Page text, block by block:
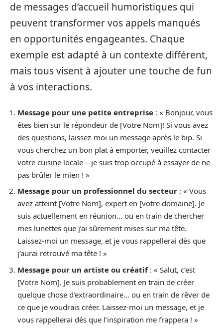
de messages d’accueil humoristiques qui
peuvent transformer vos appels manqués
en opportunités engageantes. Chaque
exemple est adapté à un contexte différent,
mais tous visent à ajouter une touche de fun
à vos interactions.
Message pour une petite entreprise : « Bonjour, vous
êtes bien sur le répondeur de [Votre Nom]! Si vous avez
des questions, laissez-moi un message après le bip. Si
vous cherchez un bon plat à emporter, veuillez contacter
votre cuisine locale – je suis trop occupé à essayer de ne
pas brûler le mien ! »
Message pour un professionnel du secteur : « Vous
avez atteint [Votre Nom], expert en [votre domaine]. Je
suis actuellement en réunion… ou en train de chercher
mes lunettes que j’ai sûrement mises sur ma tête.
Laissez-moi un message, et je vous rappellerai dès que
j’aurai retrouvé ma tête ! »
Message pour un artiste ou créatif: « Salut, c’est
[Votre Nom]. Je suis probablement en train de créer
quelque chose d’extraordinaire… ou en train de rêver de
ce que je voudrais créer. Laissez-moi un message, et je
vous rappellerai dès que l’inspiration me frappera ! »